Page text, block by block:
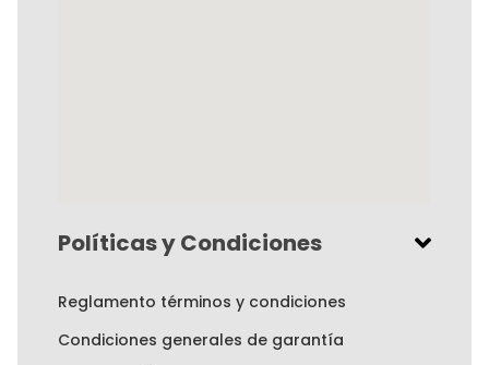
Políticas y Condiciones
Reglamento términos y condiciones
Condiciones generales de garantía